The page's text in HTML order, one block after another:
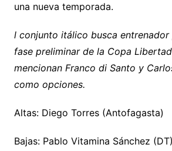
una nueva temporada.
l conjunto itálico busca entrenador
fase preliminar de la Copa
mencionan Franco di Santo y
como opciones.
Altas: Diego Torres (Antofagasta)
Bajas: Pablo Vitamina Sánchez